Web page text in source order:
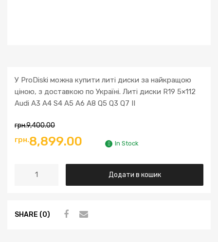
У ProDiski можна купити литі диски за найкращою
ціною, з доставкою по Україні. Литі диски R19 5×112
Audi A3 A4 S4 A5 A6 A8 Q5 Q3 Q7 II
грн.9,400.00
грн.8,899.00 In Stock
Додати в кошик
SHARE (0)